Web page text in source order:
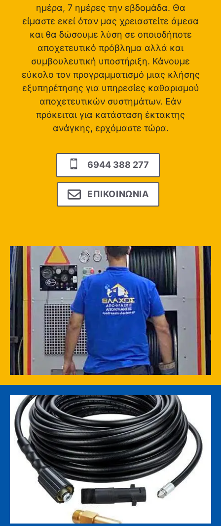
ημέρα, 7 ημέρες την εβδομάδα. Θα
είμαστε εκεί όταν μας χρειαστείτε άμεσα
και θα δώσουμε λύση σε οποιοδήποτε
αποχετευτικό πρόβλημα αλλά και
συμβουλευτική υποστήριξη. Κάνουμε
εύκολο τον προγραμματισμό μιας κλήσης
εξυπηρέτησης για υπηρεσίες καθαρισμού
αποχετευτικών συστημάτων. Εάν
πρόκειται για κατάσταση έκτακτης
ανάγκης, ερχόμαστε τώρα.
6944 388 277
ΕΠΙΚΟΙΝΩΝΙΑ